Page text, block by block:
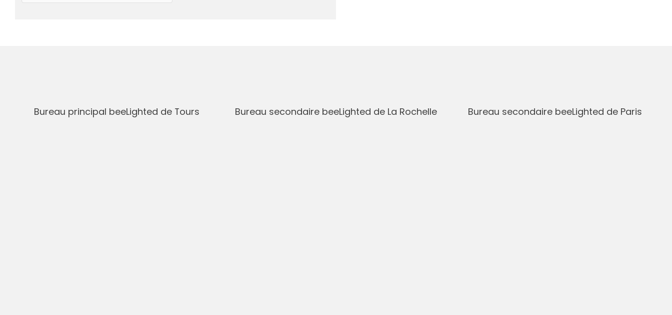
Bureau principal beeLighted de Tours Bureau secondaire beeLighted de La Rochelle Bureau secondaire beeLighted de Paris